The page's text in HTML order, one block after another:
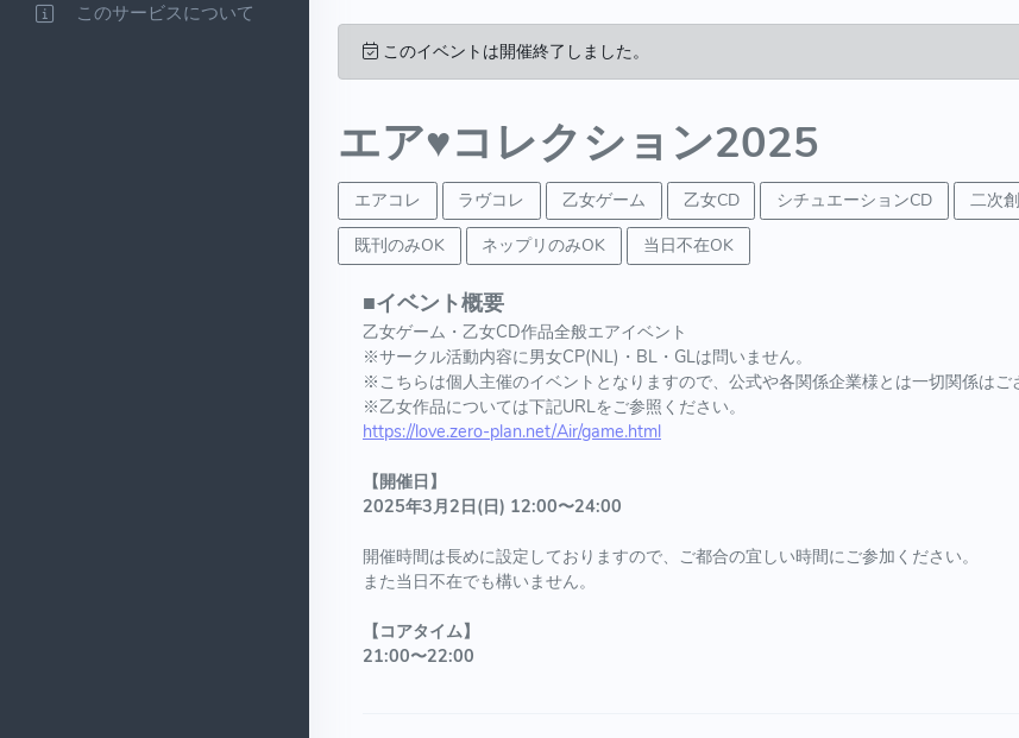
このサービスについて
このイベントは開催終了しました。
エア♥コレクション2025
エアコレ ラヴコレ 乙女ゲーム 乙女CD シチュエーションCD 二次
既刊のみOK
ネップリのみOK 当日不在OK
■イベント概要
乙女ゲーム・乙女CD作品全般エアイベント
※サークル活動内容に男女CP(NL)・BL・GLは問いません。
※こちらは個人主催のイベントとなりますので、公式や各関係企業様とは一切関係はご
※乙女作品については下記URLをご参照ください。
https://love.zero-plan.net/Air/game.html
【開催日】
2025年3月2日(日) 12:00〜24:00
開催時間は長めに設定しておりますので、ご都合の宜しい時間にご参加ください。
また当日不在でも構いません。
【コアタイム】
21:00〜22:00